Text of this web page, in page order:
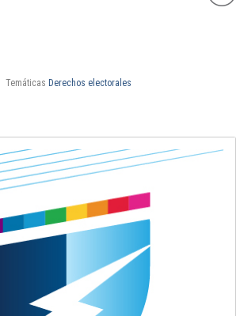
Temáticas Derechos electorales